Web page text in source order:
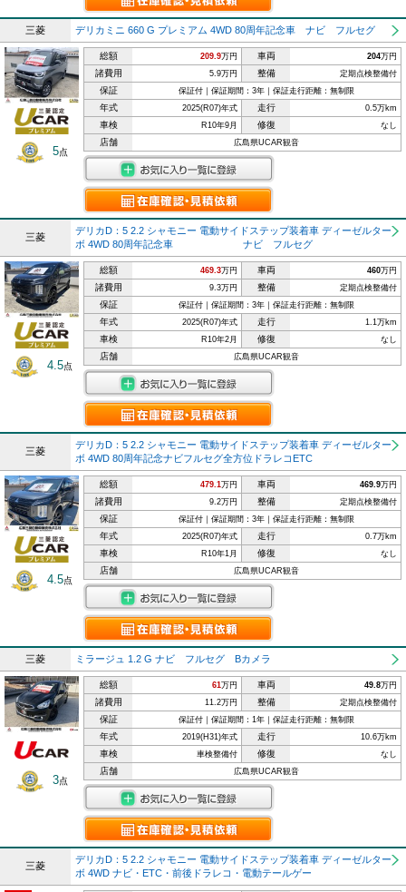
三菱 デリカミニ 660 G プレミアム 4WD 80周年記念車 ナビ フルセグ
5点
総額 209.9万円 車両 204万円
諸費用 5.9万円 整備 定期点検整備付
保証 保証付｜保証期間：3年｜保証走行距離：無制限
年式 2025(R07)年式 走行 0.5万km
車検 R10年9月 修復 なし
店舗 広島県UCAR観音
三菱
デリカD：5 2.2 シャモニー 電動サイドステップ装着車 ディーゼルター
ボ 4WD 80周年記念車 ナビ フルセグ
4.5点
総額 469.3万円 車両 460万円
諸費用 9.3万円 整備 定期点検整備付
保証 保証付｜保証期間：3年｜保証走行距離：無制限
年式 2025(R07)年式 走行 1.1万km
車検 R10年2月 修復 なし
店舗 広島県UCAR観音
三菱
デリカD：5 2.2 シャモニー 電動サイドステップ装着車 ディーゼルター
ボ 4WD 80周年記念ナビフルセグ全方位ドラレコETC
4.5点
総額 479.1万円 車両 469.9万円
諸費用 9.2万円 整備 定期点検整備付
保証 保証付｜保証期間：3年｜保証走行距離：無制限
年式 2025(R07)年式 走行 0.7万km
車検 R10年1月 修復 なし
店舗 広島県UCAR観音
三菱 ミラージュ 1.2 G ナビ フルセグ Bカメラ
3点
総額 61万円 車両 49.8万円
諸費用 11.2万円 整備 定期点検整備付
保証 保証付｜保証期間：1年｜保証走行距離：無制限
年式 2019(H31)年式 走行 10.6万km
車検 車検整備付 修復 なし
店舗 広島県UCAR観音
三菱
デリカD：5 2.2 シャモニー 電動サイドステップ装着車 ディーゼルター
ボ 4WD ナビ・ETC・前後ドラレコ・電動テールゲー